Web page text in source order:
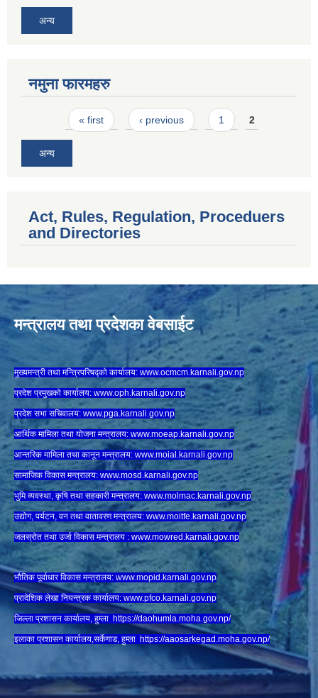
अन्य
नमुना फारमहरु
Pages« first ‹ previous 1 2
अन्य
Act, Rules, Regulation, Proceduers
and Directories
मन्त्रालय तथा प्रदेशका वेबसाईट
मुख्यमन्त्री तथा मन्त्रिपरिषद्को कार्यालय: www.ocmcm.karnali.gov.np
प्रदेश प्रमुखको कार्यालय: www.oph.karnali.gov.np
प्रदेश सभा सचिवालय: www.pga.karnali.gov.np
आर्थिक मामिला तथा योजना मन्त्रालय: www.moeap.karnali.gov.np
आन्तरिक मामिला तथा कानून मन्त्रालय: www.moial.karnali.gov.np
सामाजिक विकास मन्त्रालय: www.mosd.karnali.gov.np
भुमि व्यवस्था, कृषि तथा सहकारी मन्त्रालय: www.molmac.karnali.gov.np
उद्योग, पर्यटन, वन तथा वातावरण मन्त्रालय: www.moitfe.karnali.gov.np
जलस्रोत तथा उर्जा विकास मन्त्रालय : www.mowred.karnali.gov.np
भौतिक पूर्वाधार विकास मन्त्रालय: www.mopid.karnali.gov.np
प्रादेशिक लेखा नियन्त्रक कार्यालय: www.pfco.karnali.gov.np
जिल्ला प्रशासन कार्यालय, हुम्ला https://daohumla.moha.gov.np/
इलाका प्रशासन कार्यालय,सर्केगाड, हुम्ला https://aaosarkegad.moha.gov.np/